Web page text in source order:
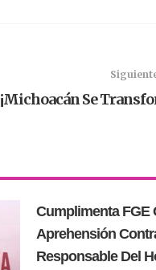
¡Michoacán Se
Cumplimenta FGE
Aprehensión
Responsable Del